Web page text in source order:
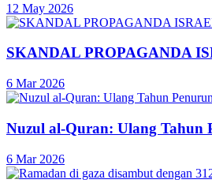
12 May 2026
SKANDAL PROPAGANDA
6 Mar 2026
Nuzul al-Quran: Ulang Tahun
6 Mar 2026